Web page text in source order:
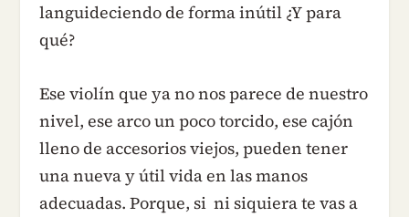
languideciendo de forma inútil ¿Y para
qué?
Ese violín que ya no nos parece de nuestro
nivel, ese arco un poco torcido, ese cajón
lleno de accesorios viejos, pueden tener
una nueva y útil vida en las manos
adecuadas. Porque, si ni siquiera te vas a